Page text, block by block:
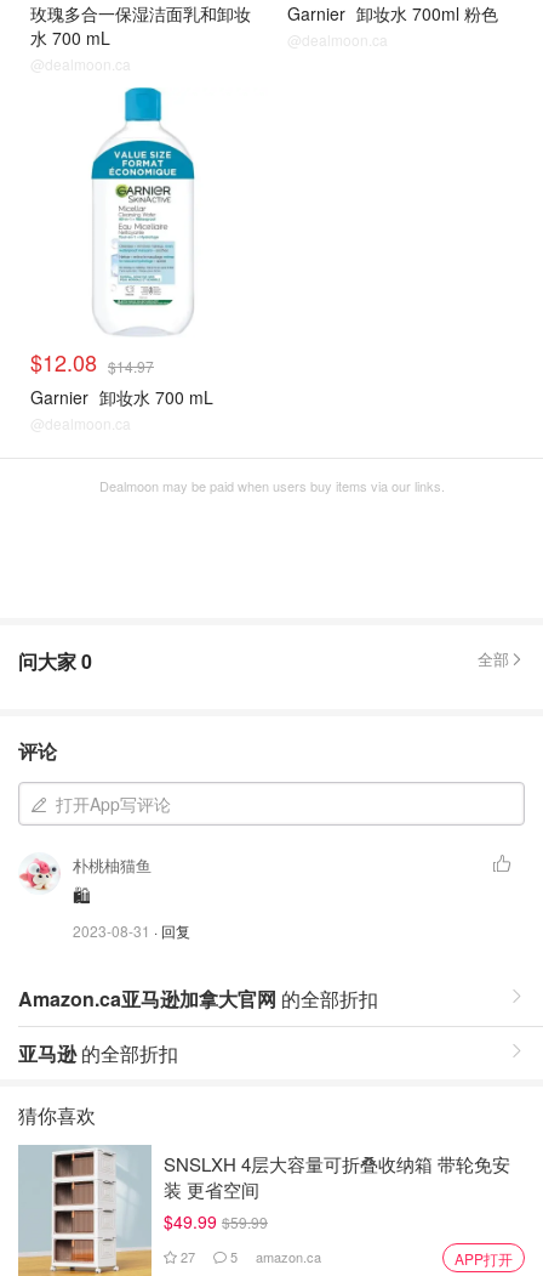
玫瑰多合一保湿洁面乳和卸妆
水 700 mL
@dealmoon.ca
Garnier 卸妆水 700ml 粉色
@dealmoon.ca
$12.08 $14.97
Garnier 卸妆水 700 mL
@dealmoon.ca
Dealmoon may be paid when users buy items via our links.
问大家0 全部
评论
打开App写评论
朴桃柚猫鱼
🛍
2023-08-31 · 回复
Amazon.ca亚马逊加拿大官网 的全部折扣
亚马逊的全部折扣
猜你喜欢
SNSLXH 4层大容量可折叠收纳箱 带轮免安
装 更省空间
$49.99 $59.99
27 5 amazon.ca APP打开